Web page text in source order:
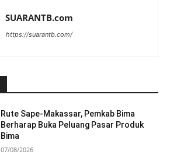
SUARANTB.com
https://suarantb.com/
Rute Sape-Makassar, Pemkab Bima
Berharap Buka Peluang Pasar Produk
Bima
07/08/2026